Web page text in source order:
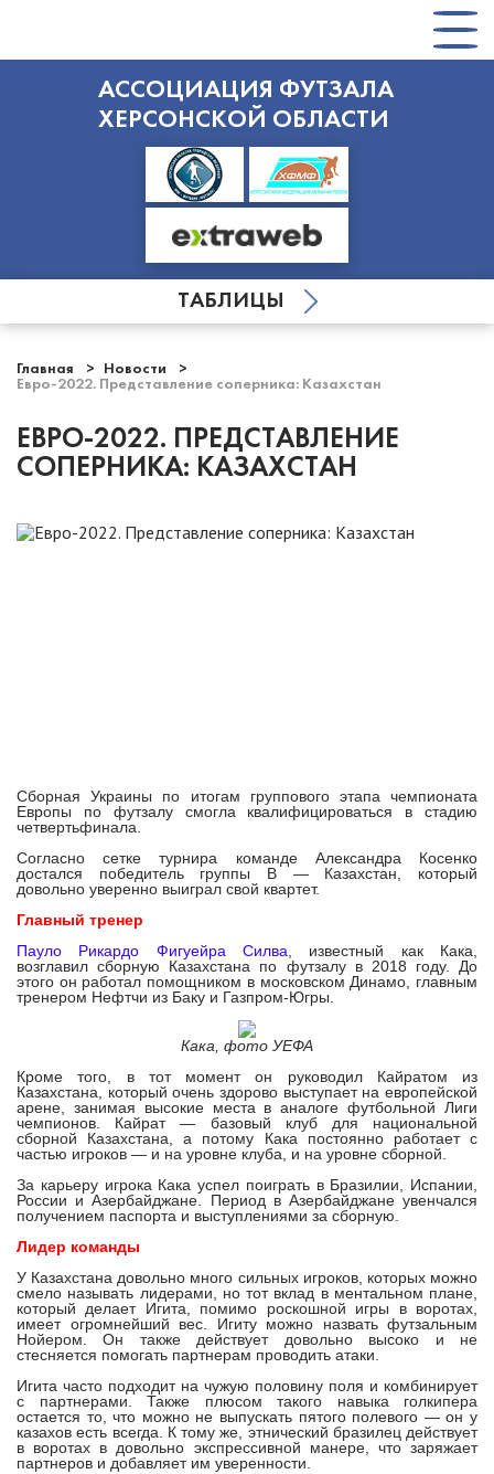
АССОЦИАЦИЯ ФУТЗАЛА
ХЕРСОНСКОЙ ОБЛАСТИ
ТАБЛИЦЫ
Главная
Новости
Евро-2022. Представление соперника: Казахстан
ЕВРО-2022. ПРЕДСТАВЛЕНИЕ
СОПЕРНИКА: КАЗАХСТАН
Сборная Украины по итогам группового этапа чемпионата
Европы по футзалу смогла квалифицироваться в стадию
четвертьфинала.
Согласно сетке турнира команде Александра Косенко
достался победитель группы В — Казахстан, который
довольно уверенно выиграл свой квартет.
Главный тренер
Пауло Рикардо Фигуейра Силва , известный как Кака,
возглавил сборную Казахстана по футзалу в 2018 году. До
этого он работал помощником в московском Динамо, главным
тренером Нефтчи из Баку и Газпром-Югры.
Кака, фото УЕФА
Кроме того, в тот момент он руководил Кайратом из
Казахстана, который очень здорово выступает на европейской
арене, занимая высокие места в аналоге футбольной Лиги
чемпионов. Кайрат — базовый клуб для национальной
сборной Казахстана, а потому Кака постоянно работает с
частью игроков — и на уровне клуба, и на уровне сборной.
За карьеру игрока Кака успел поиграть в Бразилии, Испании,
России и Азербайджане. Период в Азербайджане увенчался
получением паспорта и выступлениями за сборную.
Лидер команды
У Казахстана довольно много сильных игроков, которых можно
смело называть лидерами, но тот вклад в ментальном плане,
который делает Игита, помимо роскошной игры в воротах,
имеет огромнейший вес. Игиту можно назвать футзальным
Нойером. Он также действует довольно высоко и не
стесняется помогать партнерам проводить атаки.
Игита часто подходит на чужую половину поля и комбинирует
с партнерами. Также плюсом такого навыка голкипера
остается то, что можно не выпускать пятого полевого — он у
казахов есть всегда. К тому же, этнический бразилец действует
в воротах в довольно экспрессивной манере, что заряжает
партнеров и добавляет им уверенности.